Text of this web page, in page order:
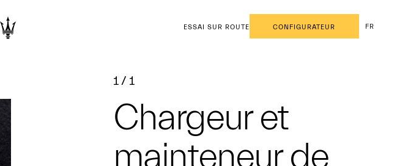
ESSAI SUR ROUTE CONFIGURATEUR FR
1 / 1
Chargeur et
mainteneur de